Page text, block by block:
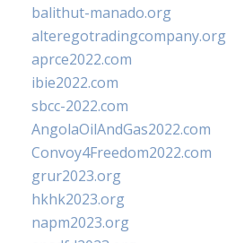
balithut-manado.org
alteregotradingcompany.org
aprce2022.com
ibie2022.com
sbcc-2022.com
AngolaOilAndGas2022.com
Convoy4Freedom2022.com
grur2023.org
hkhk2023.org
napm2023.org